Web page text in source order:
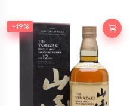
-19%
-19%